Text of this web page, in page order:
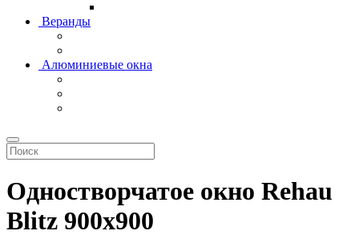
Веранды
Алюминиевые окна
Одностворчатое окно Rehau
Blitz 900x900